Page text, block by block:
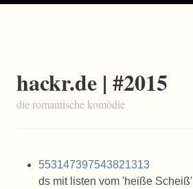
hackr.de | #2015
die romantische komödie
553147397543821313
ds mit listen vom 'heiße Scheiß'